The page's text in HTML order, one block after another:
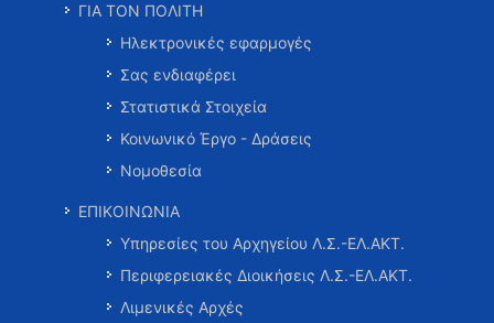
ΓΙΑ ΤΟΝ ΠΟΛΙΤΗ
Ηλεκτρονικές εφαρμογές
Σας ενδιαφέρει
Στατιστικά Στοιχεία
Κοινωνικό Έργο - Δράσεις
Νομοθεσία
ΕΠΙΚΟΙΝΩΝΙΑ
Υπηρεσίες του Αρχηγείου Λ.Σ.-ΕΛ.ΑΚΤ.
Περιφερειακές Διοικήσεις Λ.Σ.-ΕΛ.ΑΚΤ.
Λιμενικές Αρχές